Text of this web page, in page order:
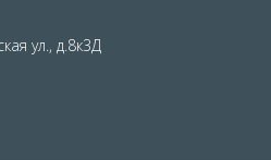
ул., д.8к3Д